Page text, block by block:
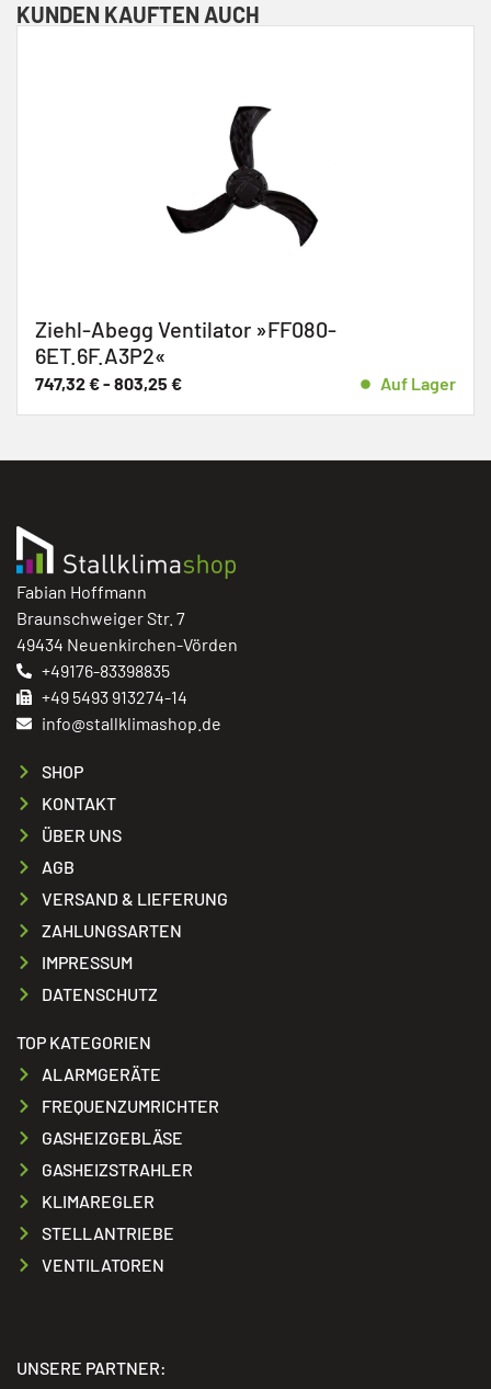
KUNDEN KAUFTEN AUCH
Ziehl-Abegg Ventilator »FF080-
6ET.6F.A3P2«
747,32€- 803,25 € Auf Lager
Fabian Hoffmann
Braunschweiger Str. 7
49434 Neuenkirchen-Vörden
+49176-83398835
+49 5493 913274-14
info@stallklimashop.de
SHOP
KONTAKT
ÜBER UNS
AGB
VERSAND & LIEFERUNG
ZAHLUNGSARTEN
IMPRESSUM
DATENSCHUTZ
TOP KATEGORIEN
ALARMGERÄTE
FREQUENZUMRICHTER
GASHEIZGEBLÄSE
GASHEIZSTRAHLER
KLIMAREGLER
STELLANTRIEBE
VENTILATOREN
UNSERE PARTNER: